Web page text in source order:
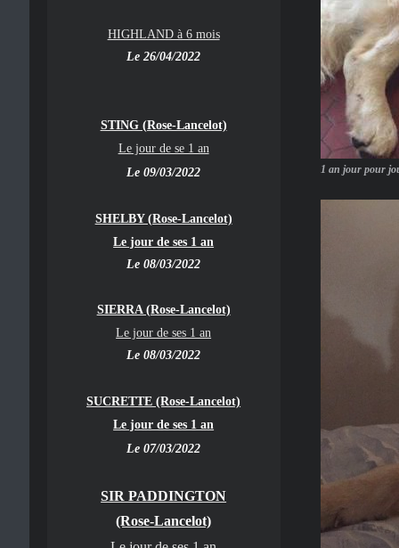
1 an jour pour
HIGHLAND à 6 mois
Le 26/04/2022
STING (Rose-Lancelot)
Le jour de se 1 an
Le 09/03/2022
SHELBY (Rose-Lancelot)
Le jour de ses 1 an
Le 08/03/2022
SIERRA (Rose-Lancelot)
Le jour de ses 1 an
Le 08/03/2022
SUCRETTE (Rose-Lancelot)
Le jour de ses 1 an
Le 07/03/2022
SIR PADDINGTON
(Rose-Lancelot)